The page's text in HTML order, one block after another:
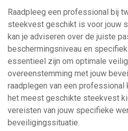
Raadpleeg een professional bij
steekvest geschikt is voor jouw
kan je adviseren over de juiste
beschermingsniveau en
essentieel zijn om optimale
overeenstemming met jouw
raadplegen van een professional
het meest geschikte steekvest
vereisten van jouw specifieke
beveiligingssituatie.